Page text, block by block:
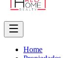
Home